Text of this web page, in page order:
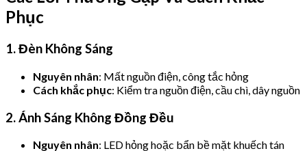
Phục
1. Đèn Không Sáng
Nguyên nhân: Mất nguồn điện, công tắc hỏng
Cách khắc phục: Kiểm tra nguồn điện, cầu chì, dây nguồn
2. Ánh Sáng Không Đồng Đều
Nguyên nhân: LED hỏng hoặc bẩn bề mặt khuếch tán